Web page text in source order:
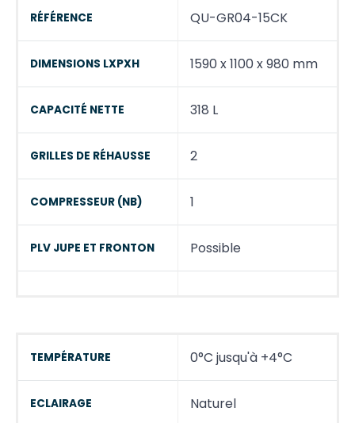
RÉFÉRENCE QU-GR04-15CK
DIMENSIONS LXPXH 1590 x 1100 x 980 mm
CAPACITÉ NETTE 318 L
GRILLES DE RÉHAUSSE 2
COMPRESSEUR (NB) 1
PLV JUPE ET FRONTON Possible
TEMPÉRATURE 0°C jusqu'à +4°C
ECLAIRAGE Naturel